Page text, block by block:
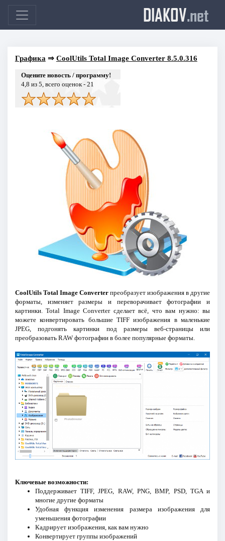
DIAKOV.net
Графика ⇒ CoolUtils Total Image Converter 8.5.0.316
Оцените новость / программу!
4,8 из 5, всего оценок - 21
CoolUtils Total Image Converterпреобразует изображения в другие
форматы, изменяет размеры и переворачивает фотографии и
картинки. Total Image Converter сделает всё, что вам нужно: вы
можете конвертировать большие TIFF изображения в маленькие
JPEG, подгонять картинки под размеры веб-страницы или
преобразовать RAW фотографии в более популярные форматы.
Ключевые возможности:
Поддерживает TIFF, JPEG, RAW, PNG, BMP, PSD, TGA и
многие другие форматы
Удобная функция изменения размера изображения для
уменьшения фотографии
Кадрирует изображения, как вам нужно
Конвертирует группы изображений